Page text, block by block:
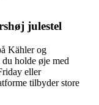
julestel
Kähler og
holde øje med
eller
tilbyder store